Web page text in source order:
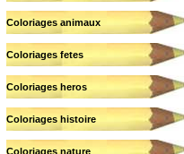
Coloriages animaux
Coloriages fetes
Coloriages heros
Coloriages histoire
Coloriages nature